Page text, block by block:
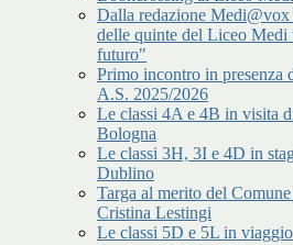
Dalla redazione
delle quinte del Liceo Medi
futuro"
Primo incontro in presenza
A.S. 2025/2026
Le classi 4A e 4B in visita
Bologna
Le classi 3H, 3I e 4D in
Dublino
Targa al merito del
Cristina Lestingi
Le classi 5D e 5L in